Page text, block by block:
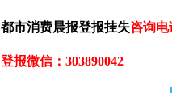
都市消费晨报登报挂失咨询电
登报微信：303890042